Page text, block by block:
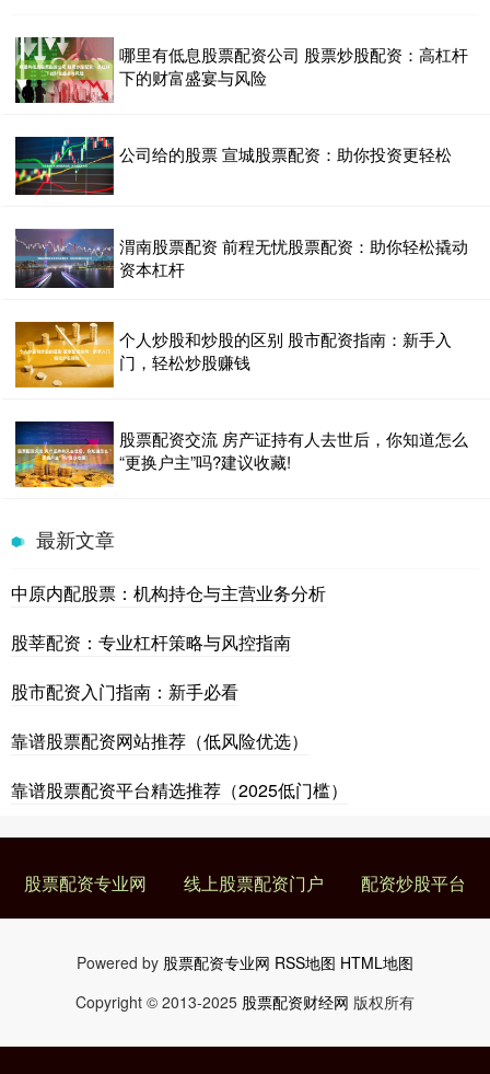
哪里有低息股票配资公司 股票炒股配资：高杠杆
下的财富盛宴与风险
公司给的股票 宣城股票配资：助你投资更轻松
渭南股票配资 前程无忧股票配资：助你轻松撬动
资本杠杆
个人炒股和炒股的区别 股市配资指南：新手入
门，轻松炒股赚钱
股票配资交流 房产证持有人去世后，你知道怎么
“更换户主”吗?建议收藏!
最新文章
中原内配股票：机构持仓与主营业务分析
股莘配资：专业杠杆策略与风控指南
股市配资入门指南：新手必看
靠谱股票配资网站推荐（低风险优选）
靠谱股票配资平台精选推荐（2025低门槛）
股票配资专业网 线上股票配资门户 配资炒股平台
Powered by 股票配资专业网 RSS地图 HTML地图
Copyright © 2013-2025 股票配资财经网 版权所有